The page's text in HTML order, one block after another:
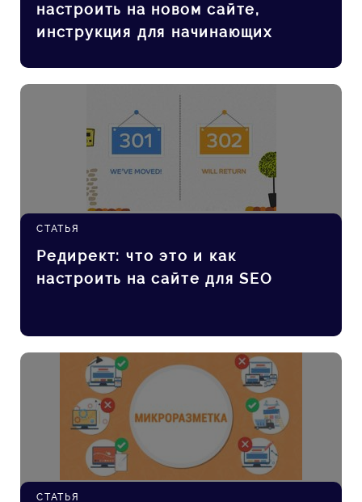
настроить на новом сайте,
инструкция для начинающих
СТАТЬЯ
Редирект: что это и как
настроить на сайте для SEO
СТАТЬЯ